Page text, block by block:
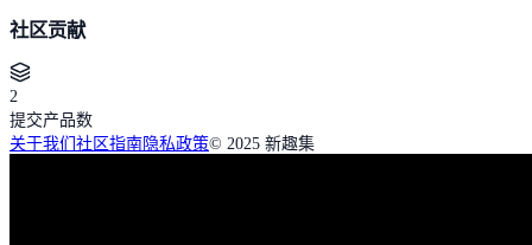
社区贡献
2
提交产品数
关于我们 社区指南隐私政策© 2025 新趣集